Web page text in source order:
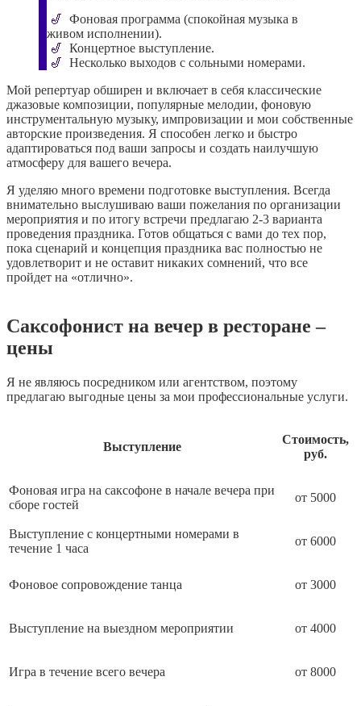
🎷 Фоновая программа (спокойная музыка в
живом исполнении).
🎷 Концертное выступление.
🎷 Несколько выходов с сольными номерами.
Мой репертуар обширен и включает в себя классические
джазовые композиции, популярные мелодии, фоновую
инструментальную музыку, импровизации и мои собственные
авторские произведения. Я способен легко и быстро
адаптироваться под ваши запросы и создать наилучшую
атмосферу для вашего вечера.
Я уделяю много времени подготовке выступления. Всегда
внимательно выслушиваю ваши пожелания по организации
мероприятия и по итогу встречи предлагаю 2-3 варианта
проведения праздника. Готов общаться с вами до тех пор,
пока сценарий и концепция праздника вас полностью не
удовлетворит и не оставит никаких сомнений, что все
пройдет на «отлично».
Саксофонист на вечер в ресторане –
цены
Я не являюсь посредником или агентством, поэтому
предлагаю выгодные цены за мои профессиональные услуги.
Выступление
Стоимость,
руб.
Фоновая игра на саксофоне в начале вечера при
сборе гостей
от 5000
Выступление с концертными номерами в
течение 1 часа
от 6000
Фоновое сопровождение танца от 3000
Выступление на выездном мероприятии от 4000
Игра в течение всего вечера от 8000